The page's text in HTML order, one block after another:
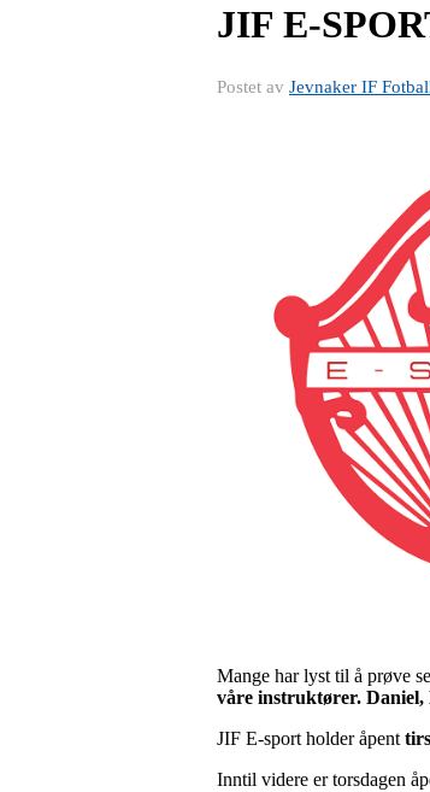
JIF E-
Postet av Jevnaker IF
Mange har lyst til å prøve
våre instruktører. Daniel,
JIF E-sport holder åpent
Inntil videre er torsdagen